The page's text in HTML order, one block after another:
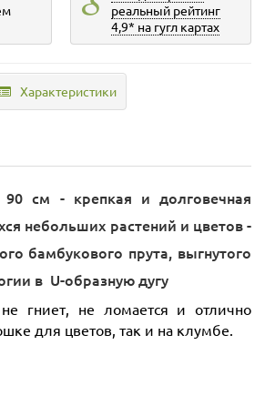
реальный рейтинг
4,9* на гугл картах
Характеристики
90 см - крепкая и долговечная
небольших растений и цветов -
бамбукового прута, выгнутого
в U-образную дугу
гниет, не ломается и отлично
для цветов, так и на клумбе.